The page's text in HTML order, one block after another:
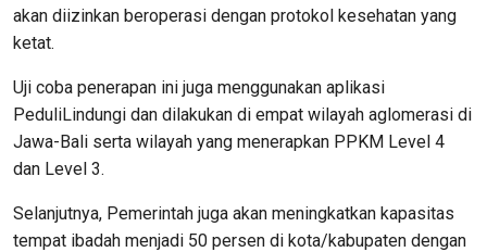
akan diizinkan beroperasi dengan protokol kesehatan yang
ketat.
Uji coba penerapan ini juga menggunakan aplikasi
PeduliLindungi dan dilakukan di empat wilayah aglomerasi di
Jawa-Bali serta wilayah yang menerapkan PPKM Level 4
dan Level 3.
Selanjutnya, Pemerintah juga akan meningkatkan kapasitas
tempat ibadah menjadi 50 persen di kota/kabupaten dengan